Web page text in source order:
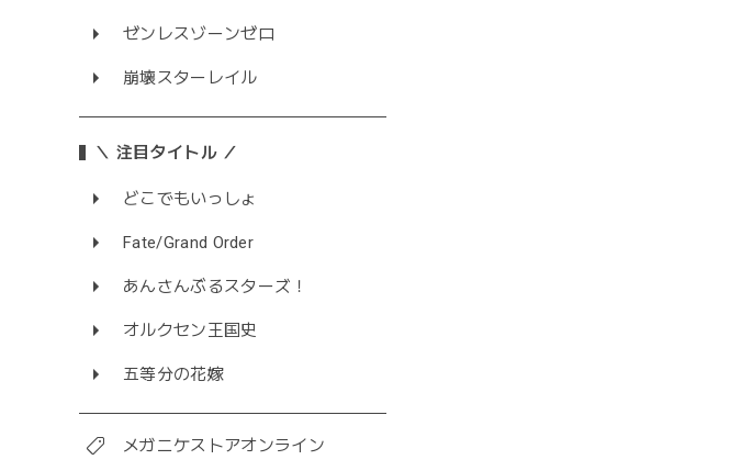
ゼンレスゾーンゼロ
崩壊スターレイル
＼ 注目タイトル ／
どこでもいっしょ
Fate/Grand Order
あんさんぶるスターズ！
オルクセン王国史
五等分の花嫁
メガニケストアオンライン